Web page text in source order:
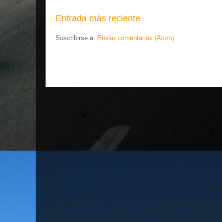
Entrada más reciente
Suscribirse a: Enviar comentarios (Atom)
.... EL ESLABÓN